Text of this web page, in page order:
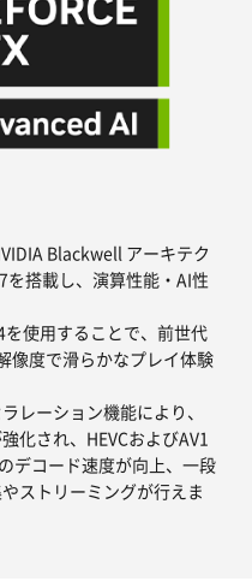
Blackwell アーキテク
を搭載し、演算性能・AI性
使用することで、前世代
像度で滑らかなプレイ体験
レーション機能により、
化され、HEVCおよびAV1
デコード速度が向上、一段
ストリーミングが行えま